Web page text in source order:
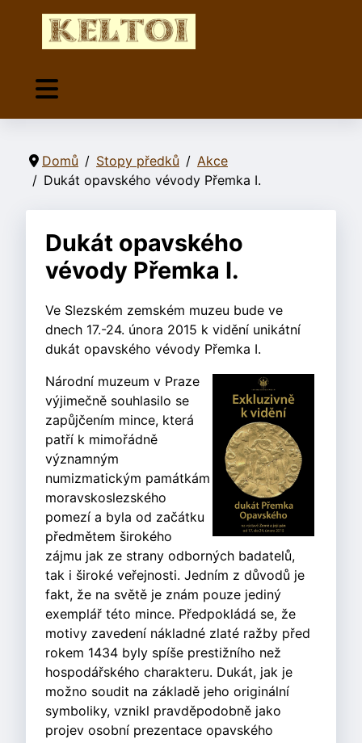
Domů Stopy předků
Akce
Dukát opavského vévody Přemka I.
Dukát opavského
vévody Přemka I.
Ve Slezském zemském muzeu bude ve
dnech 17.-24. února 2015 k vidění unikátní
dukát opavského vévody Přemka I.
Národní muzeum v Praze
výjimečně souhlasilo se
zapůjčením mince, která
patří k mimořádně
významným
numizmatickým památkám
moravskoslezského
pomezí a byla od začátku
předmětem širokého
zájmu jak ze strany odborných badatelů,
tak i široké veřejnosti. Jedním z důvodů je
fakt, že na světě je znám pouze jediný
exemplář této mince. Předpokládá se, že
motivy zavedení nákladné zlaté ražby před
rokem 1434 byly spíše prestižního než
hospodářského charakteru. Dukát, jak je
možno soudit na základě jeho originální
symboliky, vznikl pravděpodobně jako
projev osobní prezentace opavského